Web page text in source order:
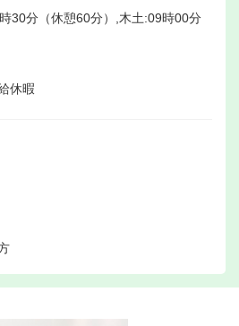
30分（休憩60分）,木土:09時00分
休暇